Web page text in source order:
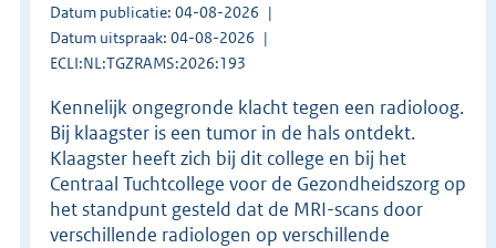
Datum publicatie: 04-08-2026
Datum uitspraak: 04-08-2026
ECLI:NL:TGZRAMS:2026:193
Kennelijk ongegronde klacht tegen een radioloog.
Bij klaagster is een tumor in de hals ontdekt.
Klaagster heeft zich bij dit college en bij het
Centraal Tuchtcollege voor de Gezondheidszorg op
het standpunt gesteld dat de MRI-scans door
verschillende radiologen op verschillende